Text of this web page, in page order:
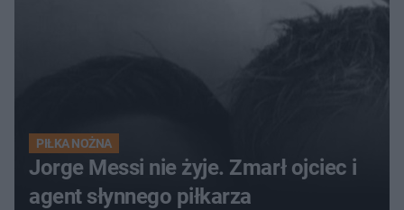
PIŁKA NOŻNA
Jorge Messi nie żyje. Zmarł ojciec i
agent słynnego piłkarza